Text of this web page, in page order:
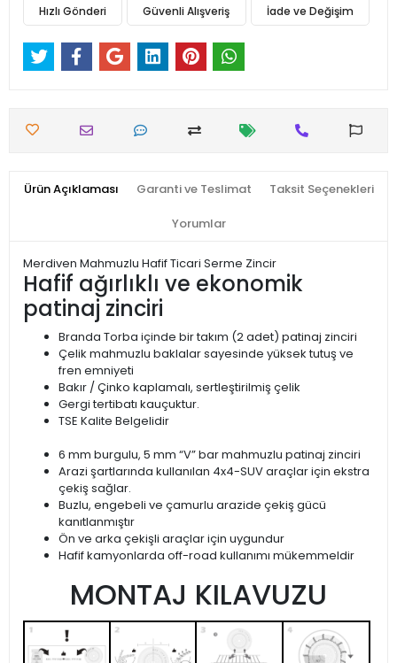
Hızlı Gönderi Güvenli Alışveriş İade ve Değişim
Ürün Açıklaması Garanti ve Teslimat Taksit Seçenekleri
Yorumlar
Merdiven Mahmuzlu Hafif Ticari Serme Zincir
Hafif ağırlıklı ve ekonomik
patinaj zinciri
Branda Torba içinde bir takım (2 adet) patinaj zinciri
Çelik mahmuzlu baklalar sayesinde yüksek tutuş ve
fren emniyeti
Bakır / Çinko kaplamalı, sertleştirilmiş çelik
Gergi tertibatı kauçuktur.
TSE Kalite Belgelidir
6 mm burgulu, 5 mm “V” bar mahmuzlu patinaj zinciri
Arazi şartlarında kullanılan 4x4-SUV araçlar için ekstra
çekiş sağlar.
Buzlu, engebeli ve çamurlu arazide çekiş gücü
kanıtlanmıştır
Ön ve arka çekişli araçlar için uygundur
Hafif kamyonlarda off-road kullanımı mükemmeldir
MONTAJ KILAVUZU